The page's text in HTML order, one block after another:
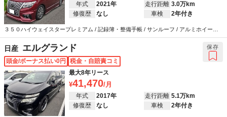
年式 2021年 走行距離 3.0万km
修復歴
なし 車検 2年付き
３５０ハイウェイスタープレミアム / 記録簿・整備手帳 / サンルーフ / アルミホイール /
革シート / エアコン / キーレス / カーナビ / テレビ / ABS / エアバッグ / パワーステアリ
ング / パワーウインドウ
日産 エルグランド
頭金/ボーナス払い0円
税金・自賠責コミ
最大8年リース
41,470
年式 2017年 走行距離 5.1万km
修復歴
なし 車検 2年付き
保存